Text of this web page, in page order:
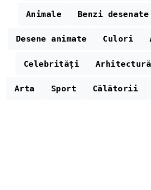
Animale Benzi desenate
Desene animate Culori
Celebrități Arhitectură
Arta Sport Călătorii